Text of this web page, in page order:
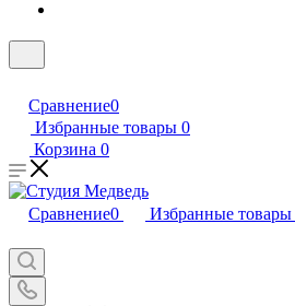
Сравнение0
Избранные товары 0
Корзина 0
Сравнение0 Избранные товары